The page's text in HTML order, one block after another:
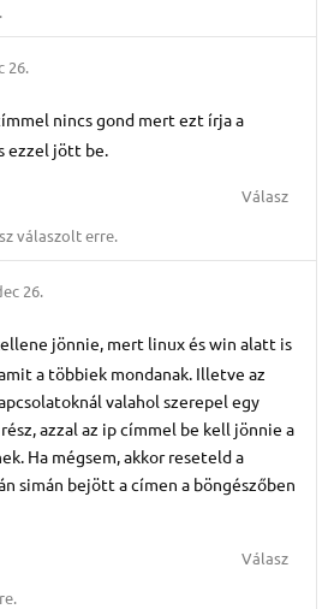
26.
nincs gond mert ezt írja a
ezzel jött be.
Válasz
válaszolt erre.
26.
jönnie, mert linux és win alatt is
a többiek mondanak. Illetve az
valahol szerepel egy
azzal az ip címmel be kell jönnie a
Ha mégsem, akkor reseteld a
simán bejött a címen a böngészőben
Válasz